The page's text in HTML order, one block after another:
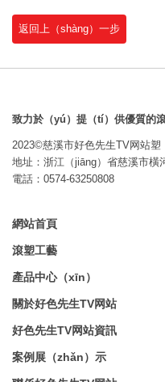
返回上（shàng）一步
致力於（yú）提（tí）供優質的
2023©慈溪市好色先生TV网站塑
地址：浙江（jiāng）省慈溪市橫
電話：0574-63250808
網站首頁
滾塑工藝
產品中心（xīn）
關於好色先生TV网站
好色先生TV网站資訊
案例展（zhǎn）示